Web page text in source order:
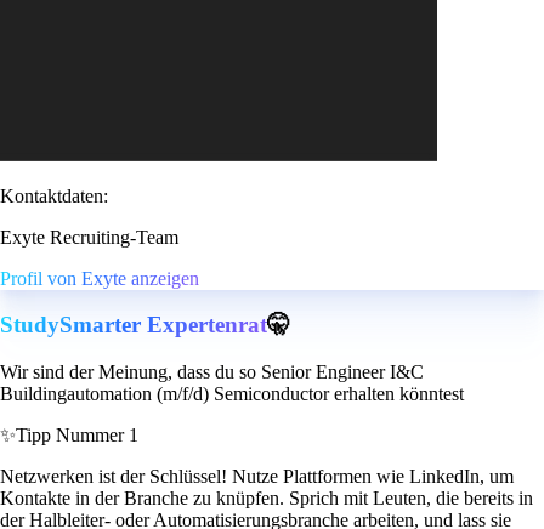
Kontaktdaten:
Exyte Recruiting-Team
Profil von Exyte anzeigen
StudySmarter Expertenrat🤫
Wir sind der Meinung, dass du so Senior Engineer I&C
Buildingautomation (m/f/d) Semiconductor erhalten könntest
✨Tipp Nummer 1
Netzwerken ist der Schlüssel! Nutze Plattformen wie LinkedIn, um
Kontakte in der Branche zu knüpfen. Sprich mit Leuten, die bereits in
der Halbleiter- oder Automatisierungsbranche arbeiten, und lass sie